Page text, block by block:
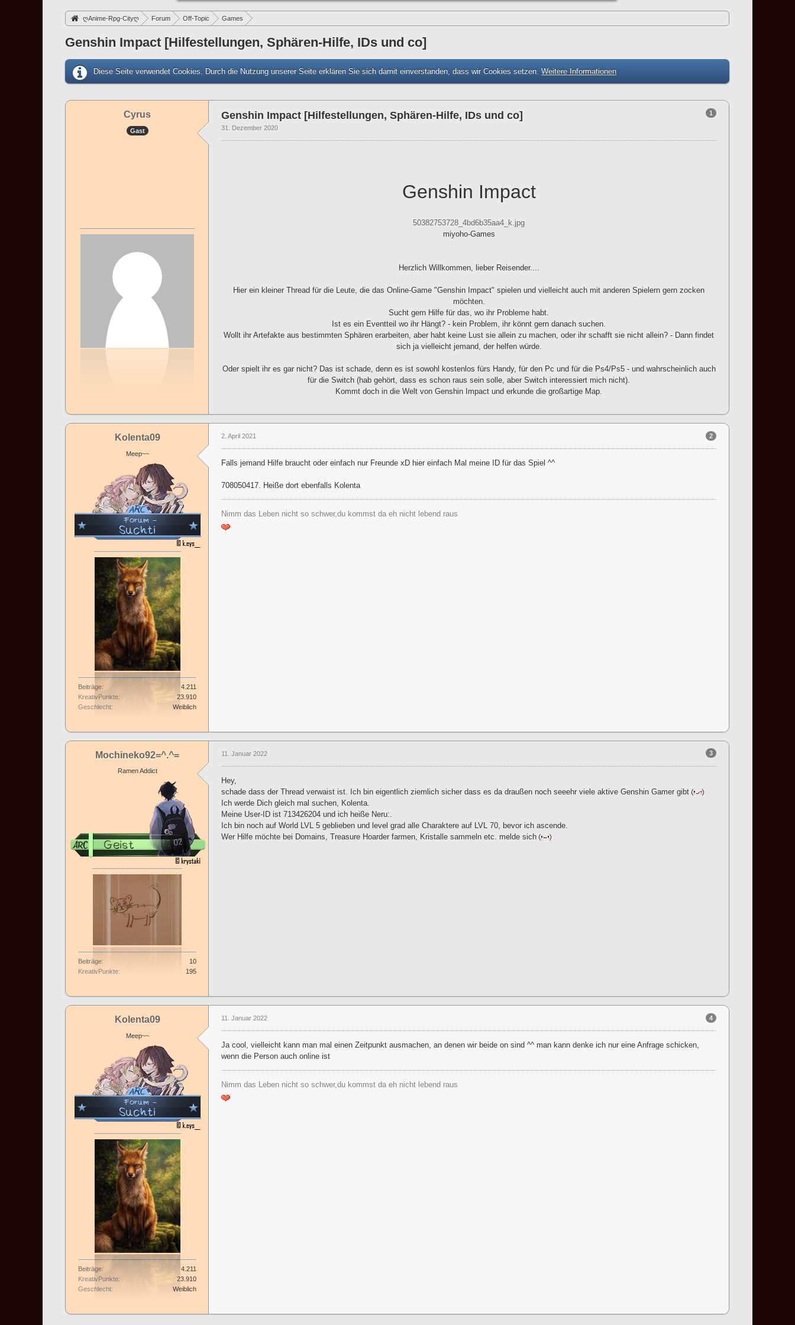
ღAnime-Rpg-Cityღ Forum Off-Topic Games
Genshin Impact [Hilfestellungen, Sphären-Hilfe, IDs und co]
Diese Seite verwendet Cookies. Durch die Nutzung unserer Seite erklären Sie sich damit einverstanden, dass wir Cookies setzen. Weitere Informationen
Cyrus
Gast
1
Genshin Impact [Hilfestellungen, Sphären-Hilfe, IDs und co]
31. Dezember 2020
Genshin Impact
50382753728_4bd6b35aa4_k.jpg
miyoho-Games
Herzlich Willkommen, lieber Reisender....
Hier ein kleiner Thread für die Leute, die das Online-Game "Genshin Impact" spielen und vielleicht auch mit anderen Spielern gern zocken
möchten.
Sucht gern Hilfe für das, wo ihr Probleme habt.
Ist es ein Eventteil wo ihr Hängt? - kein Problem, ihr könnt gern danach suchen.
Wollt ihr Artefakte aus bestimmten Sphären erarbeiten, aber habt keine Lust sie allein zu machen, oder ihr schafft sie nicht allein? - Dann findet
sich ja vielleicht jemand, der helfen würde.
Oder spielt ihr es gar nicht? Das ist schade, denn es ist sowohl kostenlos fürs Handy, für den Pc und für die Ps4/Ps5 - und wahrscheinlich auch
für die Switch (hab gehört, dass es schon raus sein solle, aber Switch interessiert mich nicht).
Kommt doch in die Welt von Genshin Impact und erkunde die großartige Map.
Kolenta09
Meep~~
Beiträge
4.211
KreativPunkte
23.910
Geschlecht
Weiblich
2
2. April 2021
Falls jemand Hilfe braucht oder einfach nur Freunde xD hier einfach Mal meine ID für das Spiel ^^
708050417. Heiße dort ebenfalls Kolenta
Nimm das Leben nicht so schwer,du kommst da eh nicht lebend raus
Mochineko92=^.^=
Ramen Addict
Beiträge
10
KreativPunkte
195
3
11. Januar 2022
Hey,
schade dass der Thread verwaist ist. Ich bin eigentlich ziemlich sicher dass es da draußen noch seeehr viele aktive Genshin Gamer gibt
Ich werde Dich gleich mal suchen, Kolenta.
Meine User-ID ist 713426204 und ich heiße Neru:.
Ich bin noch auf World LVL 5 geblieben und level grad alle Charaktere auf LVL 70, bevor ich ascende.
Wer Hilfe möchte bei Domains, Treasure Hoarder farmen, Kristalle sammeln etc. melde sich
Kolenta09
Meep~~
Beiträge
4.211
KreativPunkte
23.910
Geschlecht
Weiblich
4
11. Januar 2022
Ja cool, vielleicht kann man mal einen Zeitpunkt ausmachen, an denen wir beide on sind ^^ man kann denke ich nur eine Anfrage schicken,
wenn die Person auch online ist
Nimm das Leben nicht so schwer,du kommst da eh nicht lebend raus